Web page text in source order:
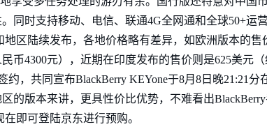
同时支持移动、电信、联通4G全网通和全球50+运
区陆续发布，各地价格略有差异，如欧洲版本的售
币4300元），近期在印度发布的售价则是625美元
约，共同宣布BlackBerry KEYone于8月8日晚21:21
的版本来讲，更具性价比优势，不难看出
即可登陆京东进行预购。